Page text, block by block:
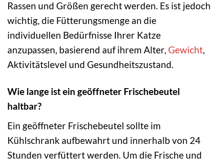
Rassen und Größen gerecht werden. Es ist jedoch
wichtig, die Fütterungsmenge an die
individuellen Bedürfnisse Ihrer Katze
anzupassen, basierend auf ihrem Alter, Gewicht,
Aktivitätslevel und Gesundheitszustand.
Wie lange ist ein geöffneter Frischebeutel
haltbar?
Ein geöffneter Frischebeutel sollte im
Kühlschrank aufbewahrt und innerhalb von 24
Stunden verfüttert werden. Um die Frische und